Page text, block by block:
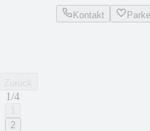
Kontakt
1/4
2